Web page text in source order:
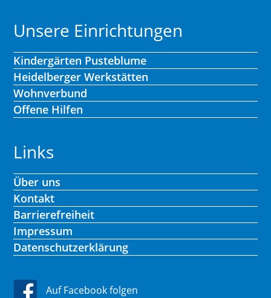
Unsere Einrichtungen
Kindergärten Pusteblume
Heidelberger Werkstätten
Wohnverbund
Offene Hilfen
Links
Über uns
Kontakt
Barrierefreiheit
Impressum
Datenschutzerklärung
Auf Facebook folgen